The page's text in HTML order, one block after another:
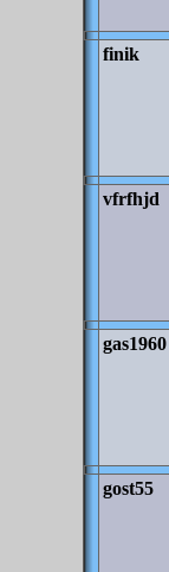
finik
vfrfhjd
gas1960
gost55